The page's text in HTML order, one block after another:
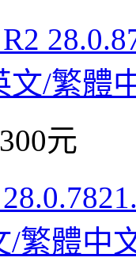
文/繁體
元
/繁體中